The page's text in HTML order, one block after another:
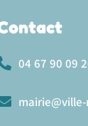
04 67 90 09